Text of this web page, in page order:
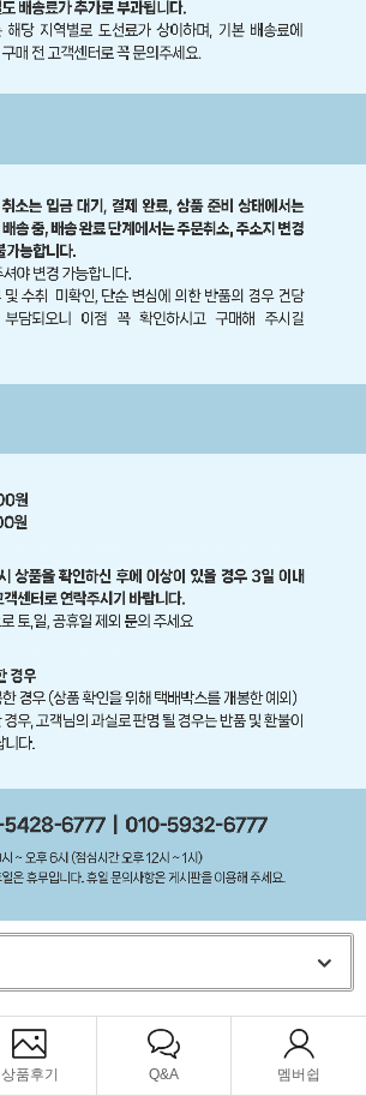
상품후기 Q&A 멤버쉽